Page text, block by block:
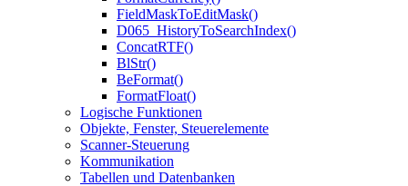
FieldMaskToEditMask()
D065_HistoryToSearchIndex()
ConcatRTF()
BlStr()
BeFormat()
FormatFloat()
Logische Funktionen
Objekte, Fenster, Steuerelemente
Scanner-Steuerung
Kommunikation
Tabellen und Datenbanken